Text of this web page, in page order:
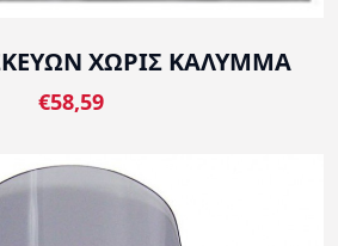
ΧΩΡΙΣ ΚΑΛΥΜΜΑ
€58,59